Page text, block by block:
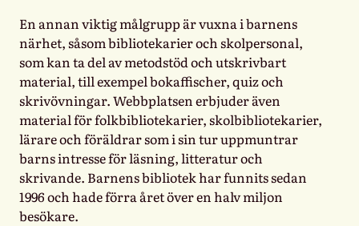
En annan viktig målgrupp är vuxna i barnens
närhet, såsom bibliotekarier och skolpersonal,
som kan ta del av metodstöd och utskrivbart
material, till exempel bokaffischer, quiz och
skrivövningar.Webbplatsen erbjuder även
material för folkbibliotekarier, skolbibliotekarier,
lärare och föräldrar som i sin tur uppmuntrar
barns intresse för läsning, litteratur och
skrivande. Barnens bibliotek har funnits sedan
1996 och hade förra året över en halv miljon
besökare.